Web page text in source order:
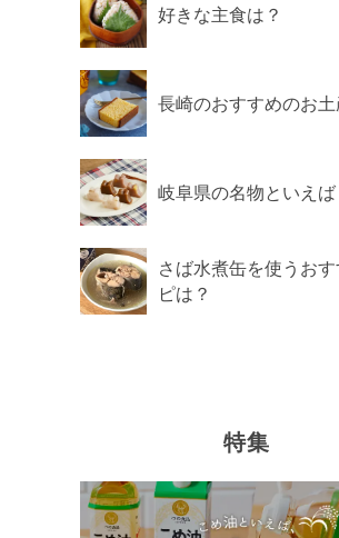
好きな主食は？
長崎のおすすめのお土
岐阜県の名物といえば
さば水煮缶を使うお
ピは？
特集